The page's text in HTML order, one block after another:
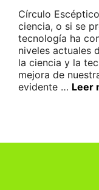
Círculo
ciencia, o si se
tecnología ha
niveles actuales
la ciencia y la
mejora de
evidente … Leer